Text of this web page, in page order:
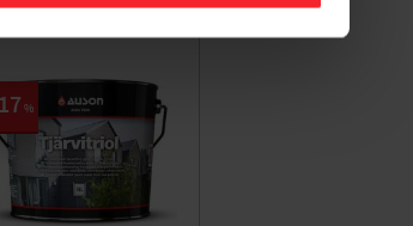
17 %